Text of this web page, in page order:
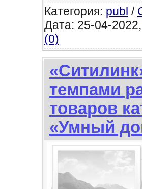
Категория: publ /
Дата: 25-04-
(0)
темпами
товаров
«Умный